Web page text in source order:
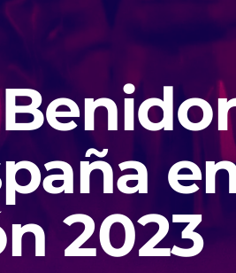
2023